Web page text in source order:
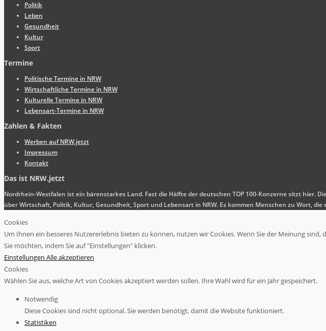
Politik
Leben
Gesundheit
Kultur
Sport
Termine
Politische Termine in NRW
Wirtschaftliche Termine in NRW
Kulturelle Termine in NRW
Lebensart-Termine in NRW
Zahlen & Fakten
Werben auf NRW.jetzt
Impressum
Kontakt
Das ist NRW.jetzt
Nordrhein-Westfalen ist ein bärenstarkes Land. Fast die Hälfte der deutschen TOP 100-Konzerne sitzt
über Wirtschaft, Politik, Kultur, Gesundheit, Sport und Lebensart in NRW. Es kommen Menschen zu Wort,
Cookies
Um Ihnen ein besseres Nutzererlebnis bieten zu können, nutzen wir Cookies. Wenn Sie der Meinung
Sie möchten, indem Sie auf "Einstellungen" klicken.
Einstellungen Alle akzeptieren
Cookies
Wählen Sie aus, welche Art von Cookies akzeptiert werden sollen. Ihre Wahl wird für ein Jahr gespeichert.
Notwendig
Diese Cookies sind nicht optional. Sie werden benötigt, damit die Website funktioniert.
Statistiken